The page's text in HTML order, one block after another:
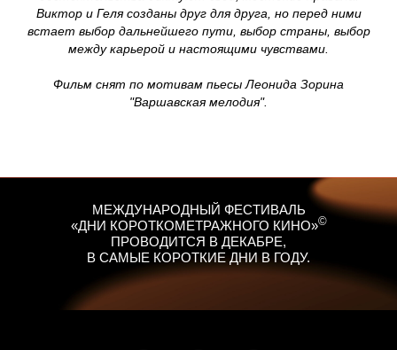
Виктор и Геля созданы друг для друга, но перед ними
встает выбор дальнейшего пути, выбор страны, выбор
между карьерой и настоящими чувствами.
Фильм снят по мотивам пьесы Леонида Зорина
"Варшавская мелодия".
МЕЖДУНАРОДНЫЙ ФЕСТИВАЛЬ
«ДНИ КОРОТКОМЕТРАЖНОГО КИНО»©
ПРОВОДИТСЯ В ДЕКАБРЕ,
В САМЫЕ КОРОТКИЕ ДНИ В ГОДУ.